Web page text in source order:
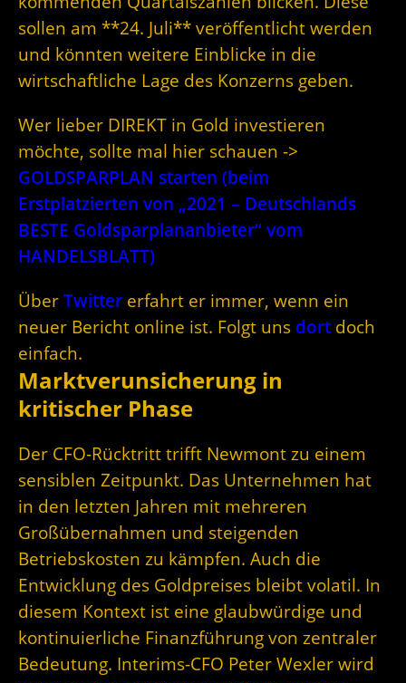
sollen am **24. Juli** veröffentlicht werden
und könnten weitere Einblicke in die
wirtschaftliche Lage des Konzerns geben.
Wer lieber DIREKT in Gold investieren
möchte, sollte mal hier schauen ->
GOLDSPARPLAN starten (beim
Erstplatzierten von „2021 – Deutschlands
BESTE Goldsparplananbieter“ vom
HANDELSBLATT)
Über Twitter erfahrt er immer, wenn ein
neuer Bericht online ist. Folgt uns dort doch
einfach.
Marktverunsicherung in
kritischer Phase
Der CFO-Rücktritt trifft Newmont zu einem
sensiblen Zeitpunkt. Das Unternehmen hat
in den letzten Jahren mit mehreren
Großübernahmen und steigenden
Betriebskosten zu kämpfen. Auch die
Entwicklung des Goldpreises bleibt volatil. In
diesem Kontext ist eine glaubwürdige und
kontinuierliche Finanzführung von zentraler
Bedeutung. Interims-CFO Peter Wexler wird